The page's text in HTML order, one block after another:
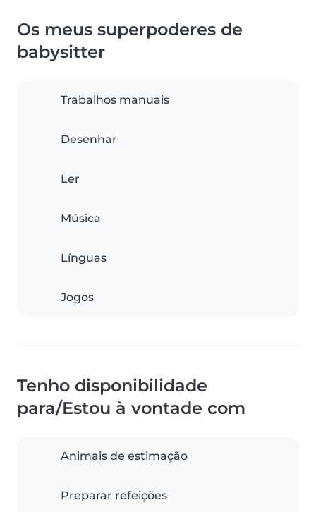
Os meus superpoderes de
babysitter
Trabalhos manuais
Desenhar
Ler
Música
Línguas
Jogos
Tenho disponibilidade
para/Estou à vontade com
Animais de estimação
Preparar refeições